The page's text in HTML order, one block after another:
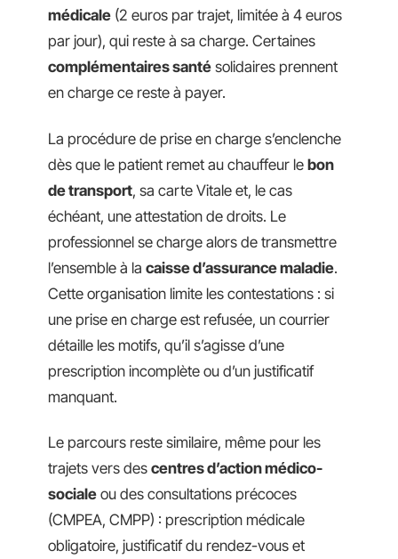
médicale (2 euros par trajet, limitée à 4 euros
par jour), qui reste à sa charge. Certaines
complémentaires santé solidaires prennent
en charge ce reste à payer.
La procédure de prise en charge s’enclenche
dès que le patient remet au chauffeur le bon
de transport, sa carte Vitale et, le cas
échéant, une attestation de droits. Le
professionnel se charge alors de transmettre
l’ensemble à la caisse d’assurance maladie.
Cette organisation limite les contestations : si
une prise en charge est refusée, un courrier
détaille les motifs, qu’il s’agisse d’une
prescription incomplète ou d’un justificatif
manquant.
Le parcours reste similaire, même pour les
trajets vers des centres d’action médico-
sociale ou des consultations précoces
(CMPEA, CMPP) : prescription médicale
obligatoire, justificatif du rendez-vous et